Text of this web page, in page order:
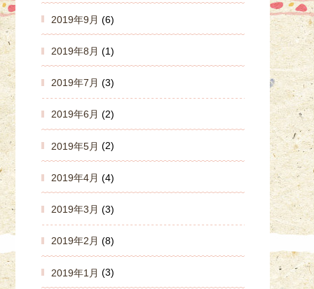
2019年9月 (6)
2019年8月 (1)
2019年7月 (3)
2019年6月 (2)
2019年5月 (2)
2019年4月 (4)
2019年3月 (3)
2019年2月 (8)
2019年1月 (3)